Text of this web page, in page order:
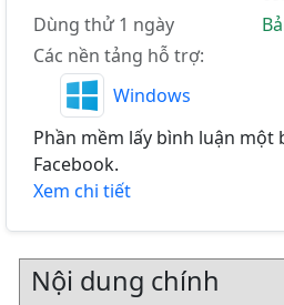
Dùng thử 1 ngày
Các nền tảng hỗ trợ:
Windows
Phần mềm lấy bình luận một
Facebook.
Xem chi tiết
Nội dung chính